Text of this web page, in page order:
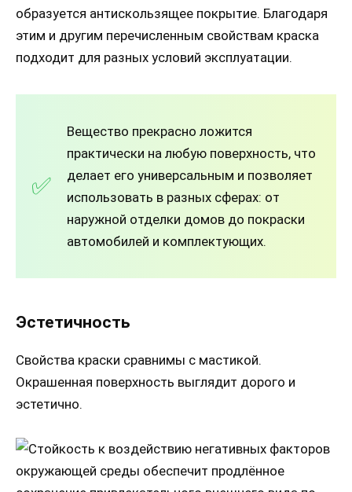
образуется антискользящее покрытие. Благодаря
этим и другим перечисленным свойствам краска
подходит для разных условий эксплуатации.
Вещество прекрасно ложится
практически на любую поверхность, что
делает его универсальным и позволяет
использовать в разных сферах: от
наружной отделки домов до покраски
автомобилей и комплектующих.
Эстетичность
Свойства краски сравнимы с мастикой.
Окрашенная поверхность выглядит дорого и
эстетично.